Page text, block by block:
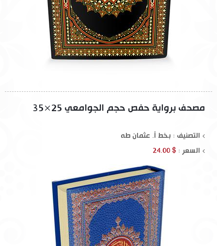
مصحف برواية حفص حجم الجوامعي 25×35
التصنيف : بخط أ. عثمان طه
السعر : $ 24.00